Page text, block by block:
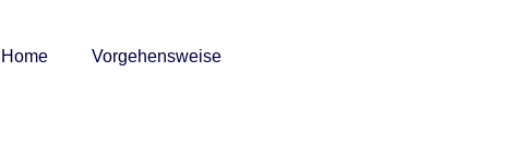
Home Vorgehensweise